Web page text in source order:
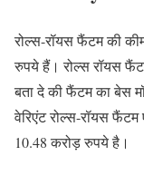
रोल्स-रॉयस फैंटम की
रुपये हैं। रोल्स रॉयस
बता दे की फैंटम का बेस
वेरिएंट रोल्स-रॉयस
10.48 करोड़ रुपये है।